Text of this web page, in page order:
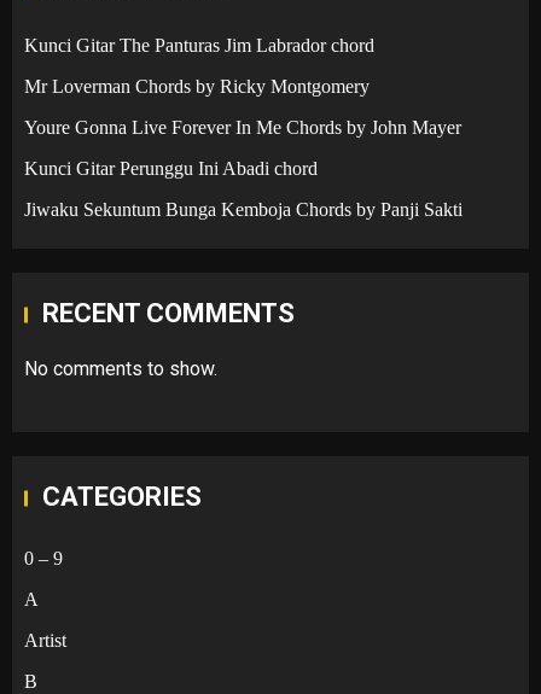
Kunci Gitar The Panturas Jim Labrador chord
Mr Loverman Chords by Ricky Montgomery
Youre Gonna Live Forever In Me Chords by John Mayer
Kunci Gitar Perunggu Ini Abadi chord
Jiwaku Sekuntum Bunga Kemboja Chords by Panji Sakti
RECENT COMMENTS
No comments to show.
CATEGORIES
0 – 9
A
Artist
B